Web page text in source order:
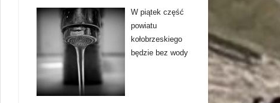
W piątek część
powiatu
kołobrzeskiego
będzie bez wody